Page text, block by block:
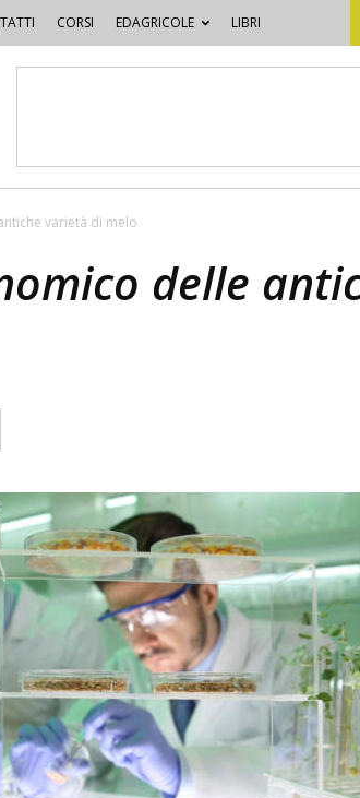
CORSI EDAGRICOLE LIBRI
varietà di melo
delle